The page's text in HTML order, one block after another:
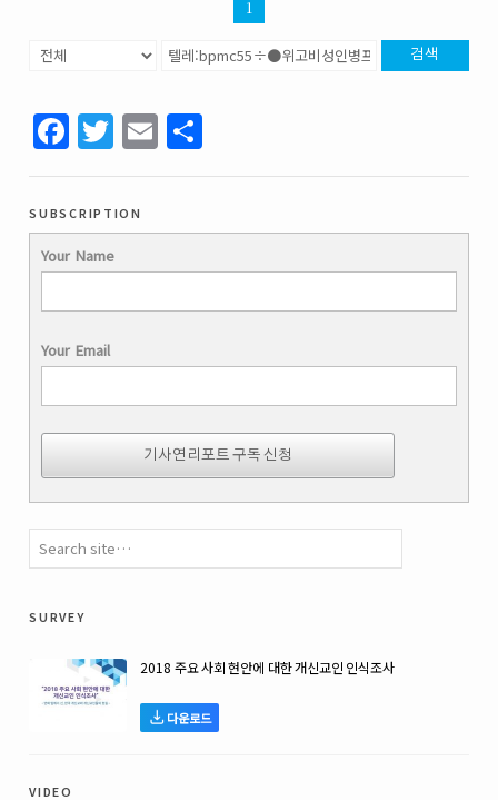
1
검색
Facebook
Twitter
Email
subscription
Your Name
Your Email
survey
2018 주요 사회 현안에 대한 개신교인 인식조사
다운로드
video